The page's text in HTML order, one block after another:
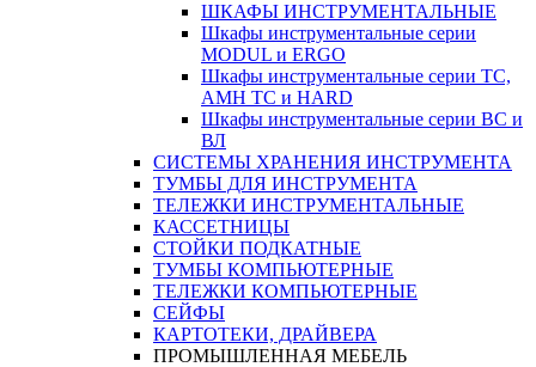
ШКАФЫ ИНСТРУМЕНТАЛЬНЫЕ
Шкафы инструментальные серии
MODUL и ERGO
Шкафы инструментальные серии ТС,
АМН ТС и HARD
Шкафы инструментальные серии ВС и
ВЛ
СИСТЕМЫ ХРАНЕНИЯ ИНСТРУМЕНТА
ТУМБЫ ДЛЯ ИНСТРУМЕНТА
ТЕЛЕЖКИ ИНСТРУМЕНТАЛЬНЫЕ
КАССЕТНИЦЫ
СТОЙКИ ПОДКАТНЫЕ
ТУМБЫ КОМПЬЮТЕРНЫЕ
ТЕЛЕЖКИ КОМПЬЮТЕРНЫЕ
СЕЙФЫ
КАРТОТЕКИ, ДРАЙВЕРА
ПРОМЫШЛЕННАЯ МЕБЕЛЬ